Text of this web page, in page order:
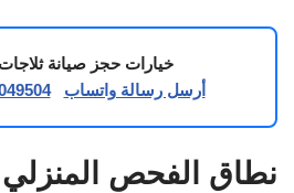
خيارات حجز صيانة ثلاجات
أرسل رسالة واتساب
نطاق الفحص المنزلي